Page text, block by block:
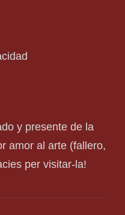
y presente de la
amor al arte (fallero,
per visitar-la!